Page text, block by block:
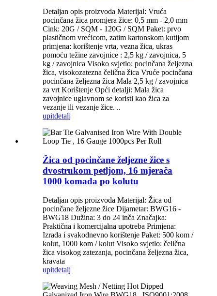
Detaljan opis proizvoda Materijal: Vruća
pocinčana žica promjera žice: 0,5 mm - 2,0 mm
Cink: 20G / SQM - 120G / SQM Paket: prvo
plastičnom vrećicom, zatim kartonskom kutijom
primjena: korištenje vrta, vezna žica, ukras
pomoću težine zavojnice : 2,5 kg / zavojnica, 5
kg / zavojnica Visoko svjetlo: pocinčana željezna
žica, visokozatezna čelična žica Vruće pocinčana
pocinčana željezna žica Mala 2,5 kg / zavojnica
za vrt Korištenje Opći detalji: Mala žica
zavojnice uglavnom se koristi kao žica za
vezanje ili vezanje žice. ..
upitdetalj
Žica od pocinčane željezne žice s
dvostrukom petljom, 16 mjerača
1000 komada po kolutu
Detaljan opis proizvoda Materijal: Žica od
pocinčane željezne žice Dijametar: BWG16 -
BWG18 Dužina: 3 do 24 inča Značajka:
Praktična i komercijalna upotreba Primjena:
Izrada i svakodnevno korištenje Paket: 500 kom /
kolut, 1000 kom / kolut Visoko svjetlo: čelična
žica visokog zatezanja, pocinčana željezna žica,
kravata
upitdetalj